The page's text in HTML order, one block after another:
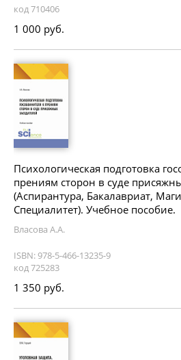
код 710406
1 000 руб.
Психологическая подготовка
прениям сторон в суде
(Аспирантура, Бакалавриат,
Специалитет). Учебное пособие.
Власова А.А.
ISBN: 978-5-466-13235-9
код 725283
1 350 руб.